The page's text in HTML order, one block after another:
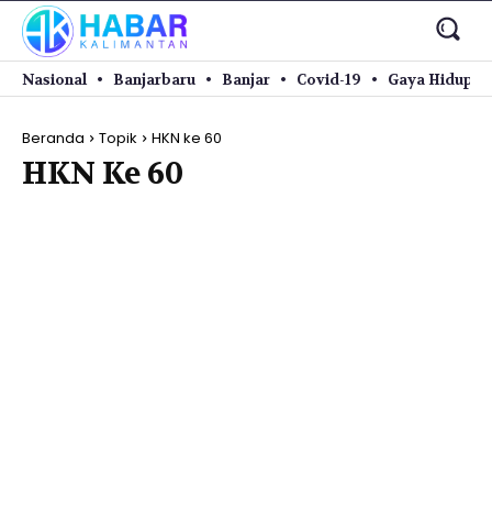
Nasional Banjarbaru Banjar Covid-19 Gaya Hidup
Beranda Topik HKN ke 60
HKN Ke 60